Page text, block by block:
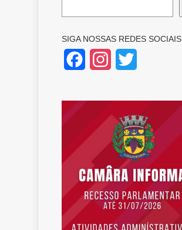
SIGA NOSSAS REDES SOCIAIS
FacebookInstagram